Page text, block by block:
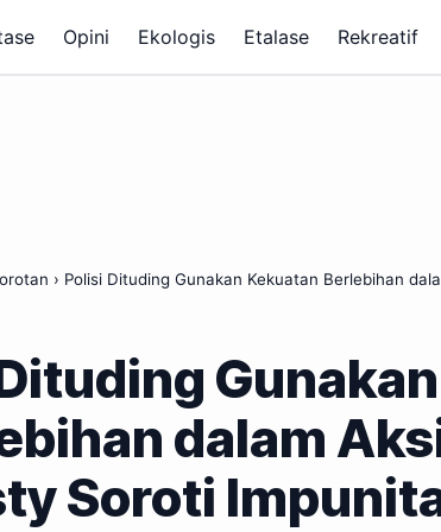
Opini Ekologis Etalase Rekreatif
› Polisi Dituding Gunakan Kekuatan Berlebihan
dalam
Soroti